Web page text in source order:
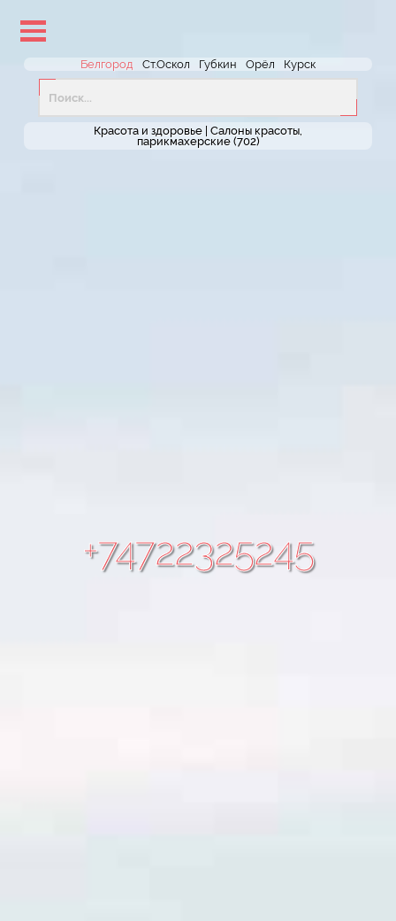
Белгород Ст.Оскол Губкин Орёл Курск
Красота и здоровье | Салоны красоты,
парикмахерские(702)
+74722325245